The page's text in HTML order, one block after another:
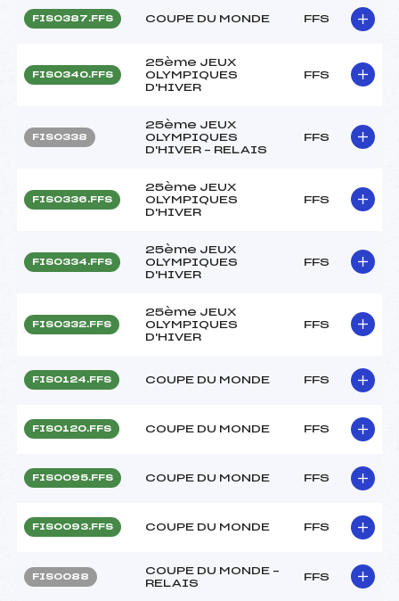
FIS0387.FFS COUPE DU MONDE FFS
FIS0340.FFS
25ème JEUX
OLYMPIQUES
D'HIVER
FFS
FIS0338
25ème JEUX
OLYMPIQUES
D'HIVER – RELAIS
FFS
FIS0336.FFS
25ème JEUX
OLYMPIQUES
D'HIVER
FFS
FIS0334.FFS
25ème JEUX
OLYMPIQUES
D'HIVER
FFS
FIS0332.FFS
25ème JEUX
OLYMPIQUES
D'HIVER
FFS
FIS0124.FFS COUPE DU MONDE FFS
FIS0120.FFS COUPE DU MONDE FFS
FIS0095.FFS COUPE DU MONDE FFS
FIS0093.FFS COUPE DU MONDE FFS
FIS0088
COUPE DU MONDE –
RELAIS
FFS